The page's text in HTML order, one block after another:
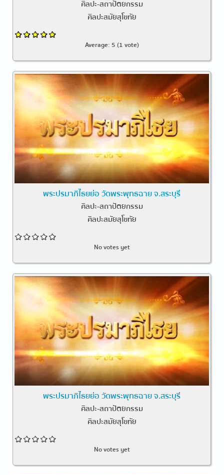
ศิลปะ-สถาปัตยกรรม
ศิลปะสมัยสุโขทัย
Average: 5 (1 vote)
พระปรมาภิไธยย่อ วัดพระพุทธฉาย จ.สระบุรี
ศิลปะ-สถาปัตยกรรม
ศิลปะสมัยสุโขทัย
No votes yet
พระปรมาภิไธยย่อ วัดพระพุทธฉาย จ.สระบุรี
ศิลปะ-สถาปัตยกรรม
ศิลปะสมัยสุโขทัย
No votes yet